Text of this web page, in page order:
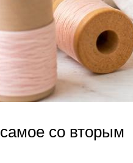
со вторым